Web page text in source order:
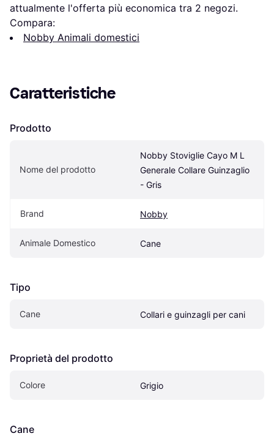
attualmente l'offerta più economica tra 2 negozi.
Compara:
Nobby Animali domestici
Caratteristiche
Prodotto
Nome del prodotto
Nobby Stoviglie Cayo M L
Generale Collare Guinzaglio
- Gris
Brand Nobby
Animale Domestico Cane
Tipo
Cane Collari e guinzagli per cani
Proprietà del prodotto
Colore Grigio
Cane